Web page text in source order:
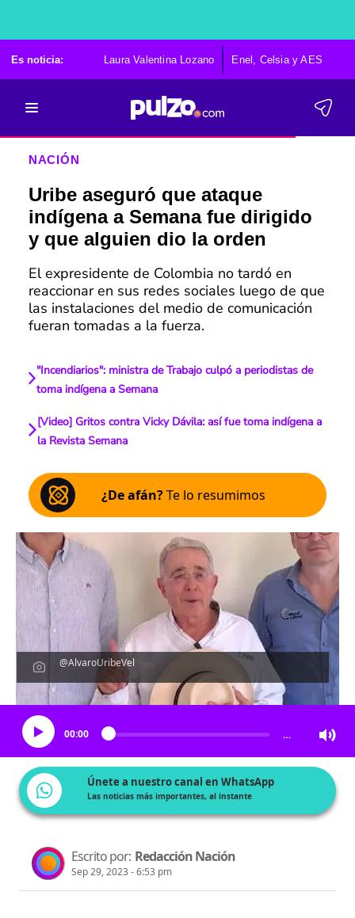
Es noticia: Laura Valentina Lozano Enel, Celsia y AES
NACIÓN
Uribe aseguró que ataque
indígena a Semana fue dirigido
y que alguien dio la orden
El expresidente de Colombia no tardó en
reaccionar en sus redes sociales luego de que
las instalaciones del medio de comunicación
fueran tomadas a la fuerza.
"Incendiarios": ministra de Trabajo culpó a periodistas de
toma indígena a Semana
[Video] Gritos contra Vicky Dávila: así fue toma indígena a
la Revista Semana
¿De afán?Te lo resumimos
@AlvaroUribeVel
Escucha el artículo
00:00 …
Únete a nuestro canal en WhatsApp
Las noticias más importantes, al instante
Escrito por: Redacción Nación
Sep 29, 2023 - 6:53 pm